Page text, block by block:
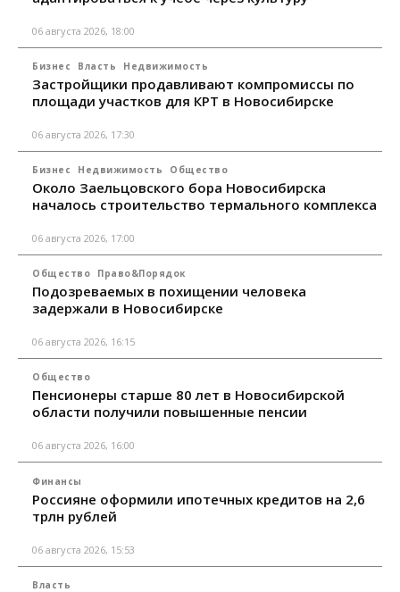
06 августа 2026, 18:00
Бизнес Власть Недвижимость
Застройщики продавливают компромиссы по
площади участков для КРТ в Новосибирске
06 августа 2026, 17:30
Бизнес Недвижимость Общество
Около Заельцовского бора Новосибирска
началось строительство термального комплекса
06 августа 2026, 17:00
Общество Право&Порядок
Подозреваемых в похищении человека
задержали в Новосибирске
06 августа 2026, 16:15
Общество
Пенсионеры старше 80 лет в Новосибирской
области получили повышенные пенсии
06 августа 2026, 16:00
Финансы
Россияне оформили ипотечных кредитов на 2,6
трлн рублей
06 августа 2026, 15:53
Власть